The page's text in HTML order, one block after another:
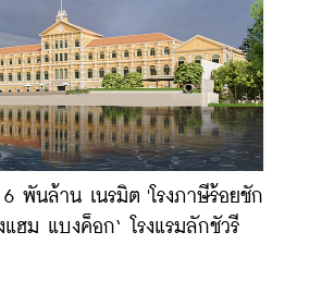
พันล้าน เนรมิต 'โรงภาษีร้อยชัก
ฮม แบงค็อก‘ โรงแรมลักชัวรี